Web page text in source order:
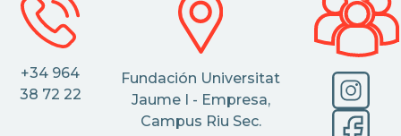
+34 964
38 72 22
Fundación Universitat
Jaume I - Empresa,
Campus Riu Sec.